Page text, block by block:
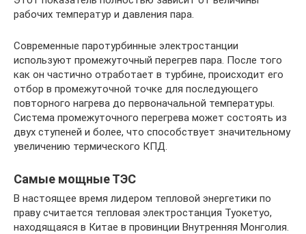
рабочих температур и давления пара.
Современные паротурбинные электростанции
используют промежуточный перегрев пара. После того
как он частично отработает в турбине, происходит его
отбор в промежуточной точке для последующего
повторного нагрева до первоначальной температуры.
Система промежуточного перегрева может состоять из
двух ступеней и более, что способствует значительному
увеличению термического КПД.
Самые мощные ТЭС
В настоящее время лидером тепловой энергетики по
праву считается тепловая электростанция Туокетуо,
находящаяся в Китае в провинции Внутренняя Монголия.